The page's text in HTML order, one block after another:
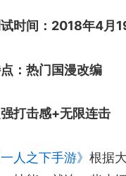
时间：2018年4月
：热门国漫改编
打击感+无限连击
一人之下手游》 根据